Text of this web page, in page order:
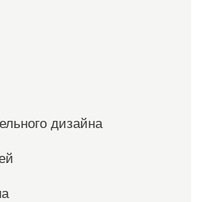
дизайна